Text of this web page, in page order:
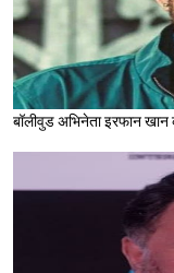
बॉलीवुड अभिनेता इरफान